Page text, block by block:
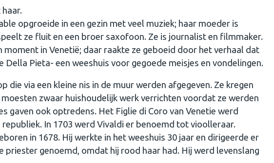
opgroeide in een gezin met veel muziek; haar moeder is
ze fluit en een broer saxofoon. Ze is journalist en filmmaker.
moment in Venetië; daar raakte ze geboeid door het verhaal dat
Pieta- een weeshuis voor gegoede meisjes en vondelingen.
die via een kleine nis in de muur werden afgegeven. Ze kregen
zwaar huishoudelijk werk verrichten voordat ze werden
gaven ook optredens. Het Figlie di Coro van Venetie werd
In 1703 werd Vivaldi er benoemd tot vioolleraar.
in 1678. Hij werkte in het weeshuis 30 jaar en dirigeerde er
priester genoemd, omdat hij rood haar had. Hij werd levenslang